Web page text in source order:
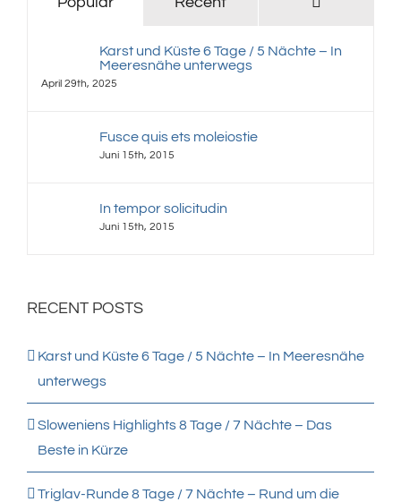
Karst und Küste 6 Tage / 5 Nächte – In
Meeresnähe unterwegs
April 29th, 2025
Fusce quis ets moleiostie
Juni 15th, 2015
In tempor solicitudin
Juni 15th, 2015
RECENT POSTS
Karst und Küste 6 Tage / 5 Nächte – In Meeresnähe
unterwegs
Sloweniens Highlights 8 Tage / 7 Nächte – Das
Beste in Kürze
Triglav-Runde 8 Tage / 7 Nächte – Rund um die